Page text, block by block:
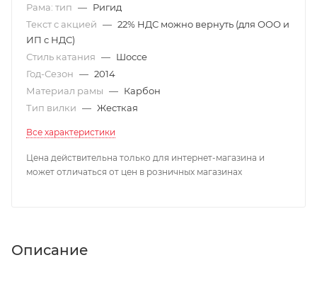
Рама: тип — Ригид
Текст с акцией — 22% НДС можно вернуть (для ООО и
ИП с НДС)
Стиль катания — Шоссе
Год-Сезон — 2014
Материал рамы — Карбон
Тип вилки — Жесткая
Все характеристики
Цена действительна только для интернет-магазина и
может отличаться от цен в розничных магазинах
Описание